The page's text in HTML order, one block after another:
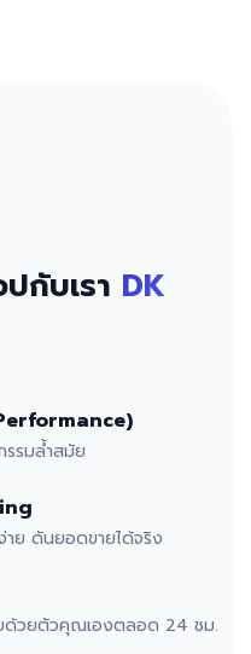
กับเรา DK
รรมล้ำสมัย
ย ดันยอดขายได้จริง
ด้วยตัวคุณเองตลอด 24 ชม.